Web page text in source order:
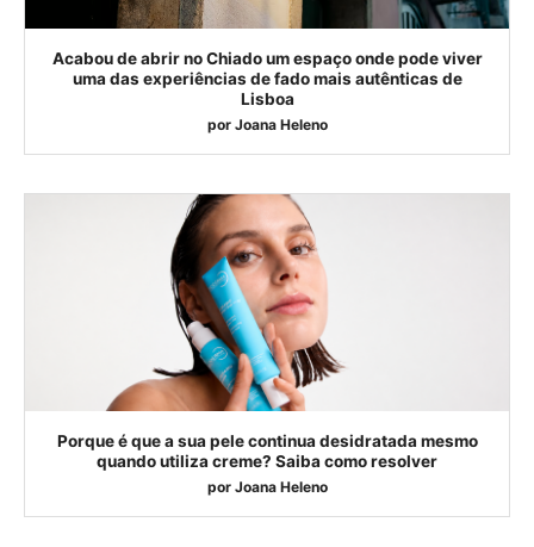
Acabou de abrir no Chiado um espaço onde pode viver
uma das experiências de fado mais autênticas de
Lisboa
por Joana Heleno
Porque é que a sua pele continua desidratada mesmo
quando utiliza creme? Saiba como resolver
por Joana Heleno